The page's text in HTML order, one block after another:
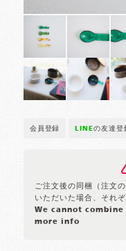
会員登録 LINEの友達登
ご注文後の同梱（注文
いただいた場合、それ
We cannot
more info